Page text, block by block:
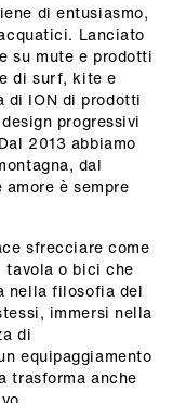
di entusiasmo,
Lanciato
su mute e prodotti
di surf, kite e
di ION di prodotti
progressivi
2013 abbiamo
dal
è sempre
sfrecciare come
tavola o bici che
nella filosofia del
immersi nella
di
equipaggiamento
trasforma anche